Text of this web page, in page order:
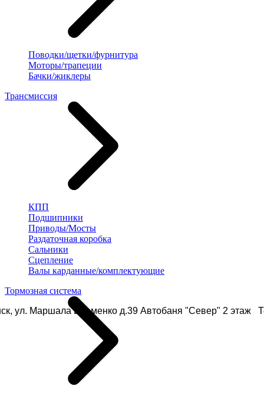
ул. Маршала Еременко д.39 Автобаня "Север" 2 этаж
Поводки/щетки/фурнитура
Моторы/трапеции
Бачки/жиклеры
Трансмиссия
КПП
Подшипники
Приводы/Мосты
Раздаточная коробка
Сальники
Сцепление
Валы карданные/комплектующие
Тормозная система